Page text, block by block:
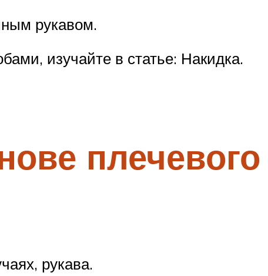
рукавом.
изучайте в статье: Накидка.
плечевого
рукава.